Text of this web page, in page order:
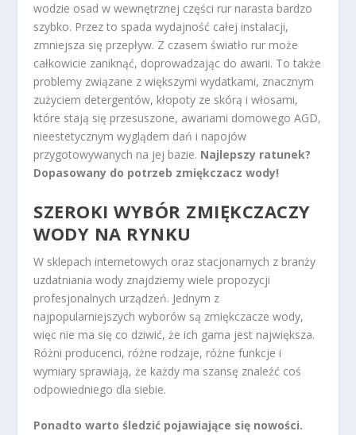
wodzie osad w wewnętrznej części rur narasta bardzo
szybko. Przez to spada wydajność całej instalacji,
zmniejsza się przepływ. Z czasem światło rur może
całkowicie zaniknąć, doprowadzając do awarii. To także
problemy związane z większymi wydatkami, znacznym
zużyciem detergentów, kłopoty ze skórą i włosami,
które stają się przesuszone, awariami domowego AGD,
nieestetycznym wyglądem dań i napojów
przygotowywanych na jej bazie. Najlepszy ratunek?
Dopasowany do potrzeb zmiękczacz wody!
SZEROKI WYBÓR ZMIĘKCZACZY
WODY NA RYNKU
W sklepach internetowych oraz stacjonarnych z branży
uzdatniania wody znajdziemy wiele propozycji
profesjonalnych urządzeń. Jednym z
najpopularniejszych wyborów są zmiękczacze wody,
więc nie ma się co dziwić, że ich gama jest największa.
Różni producenci, różne rodzaje, różne funkcje i
wymiary sprawiają, że każdy ma szansę znaleźć coś
odpowiedniego dla siebie.
Ponadto warto śledzić pojawiające się nowości.